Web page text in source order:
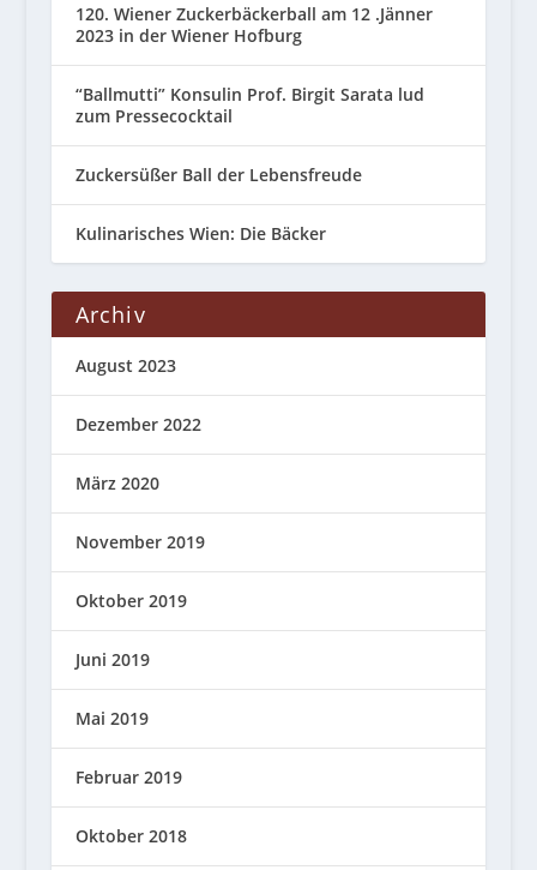
120. Wiener Zuckerbäckerball am 12 .Jänner
2023 in der Wiener Hofburg
“Ballmutti” Konsulin Prof. Birgit Sarata lud
zum Pressecocktail
Zuckersüßer Ball der Lebensfreude
Kulinarisches Wien: Die Bäcker
Archiv
August 2023
Dezember 2022
März 2020
November 2019
Oktober 2019
Juni 2019
Mai 2019
Februar 2019
Oktober 2018